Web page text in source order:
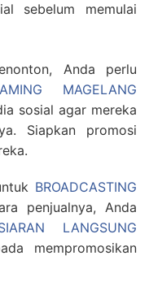
sebelum memulai
Anda perlu
MAGELANG
sosial agar mereka
Siapkan promosi
BROADCASTING
penjualnya, Anda
LANGSUNG
mempromosikan